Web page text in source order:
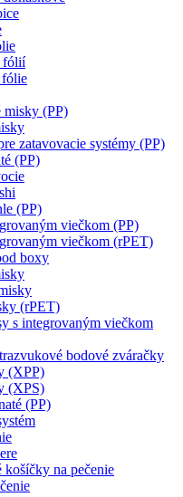
fólií
fólie
misky (PP)
zatavovacie systémy (PP)
(PP)
(PP)
viečkom (PP)
viečkom (rPET)
boxy
(rPET)
s integrovaným viečkom
bodové zváračky
(XPP)
(XPS)
(PP)
košíčky na pečenie